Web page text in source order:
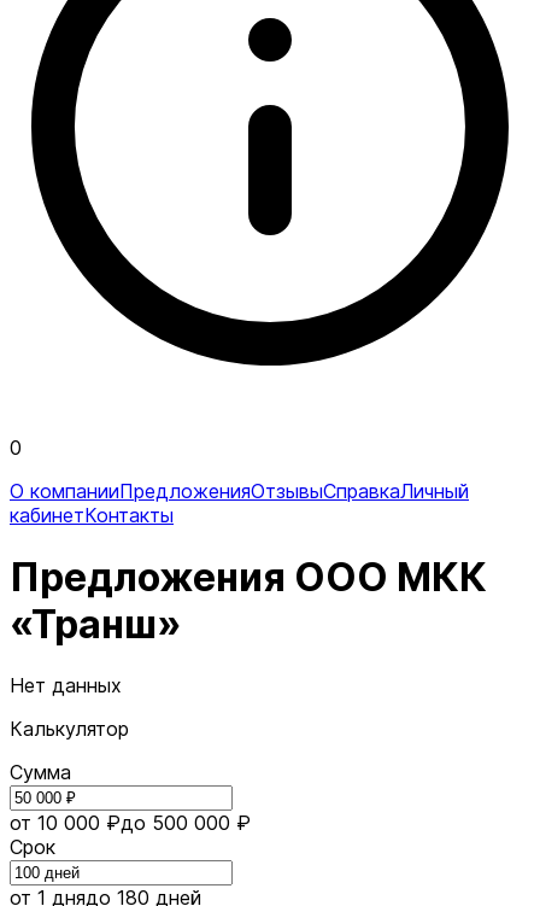
0
О компанииПредложенияОтзывыСправкаЛичный
кабинетКонтакты
Предложения ООО МКК
«Транш»
Нет данных
Калькулятор
Сумма
от 10 000 ₽до 500 000 ₽
Срок
от 1 днядо 180 дней